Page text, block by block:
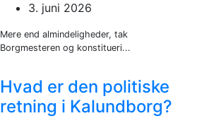
3. juni 2026
Mere end almindeligheder, tak
Borgmesteren og konstitueri...
Hvad er den politiske
retning i Kalundborg?